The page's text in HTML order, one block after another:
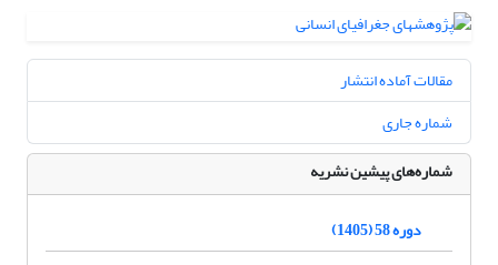
مقالات آماده انتشار
شماره جاری
شماره‌های پیشین نشریه
دوره 58 (1405)